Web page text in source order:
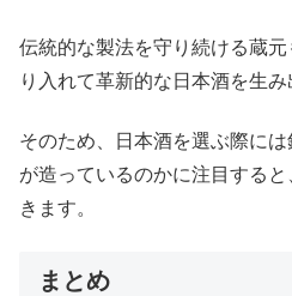
伝統的な製法を守り続ける蔵
り入れて革新的な日本酒を生み
そのため、日本酒を選ぶ際に
が造っているのかに注目する
きます。
まとめ